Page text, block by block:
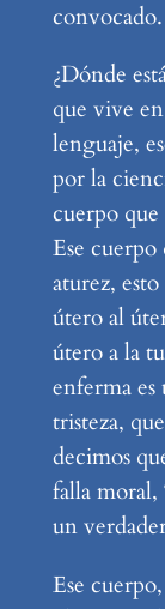
convocado.
¿Dónde
que vive
lenguaje,
por la
cuerpo que
Ese
aturez,
útero al
útero a la
enferma
tristeza,
decimos
falla moral,
un
Ese